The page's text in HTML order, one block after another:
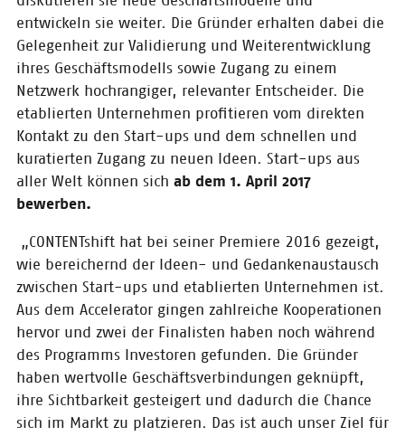
entwickeln sie weiter. Die Gründer erhalten dabei die
Gelegenheit zur Validierung und Weiterentwicklung
ihres Geschäftsmodells sowie Zugang zu einem
Netzwerk hochrangiger, relevanter Entscheider. Die
etablierten Unternehmen profitieren vom direkten
Kontakt zu den Start-ups und dem schnellen und
kuratierten Zugang zu neuen Ideen. Start-ups aus
aller Welt können sich ab dem 1. April 2017
bewerben.
„CONTENTshift hat bei seiner Premiere 2016 gezeigt,
wie bereichernd der Ideen- und Gedankenaustausch
zwischen Start-ups und etablierten Unternehmen ist.
Aus dem Accelerator gingen zahlreiche Kooperationen
hervor und zwei der Finalisten haben noch während
des Programms Investoren gefunden. Die Gründer
haben wertvolle Geschäftsverbindungen geknüpft,
ihre Sichtbarkeit gesteigert und dadurch die Chance
sich im Markt zu platzieren. Das ist auch unser Ziel für
Wir laden euch einmal mehr zu
einem spannenden Eisbrecher-
Event ein: diese mal zum Hoffman
und Campe Verlag. Am 29.
November wird es soweit sein und
wir stellen Branchenteilnehmern
Ideen vor.
Blick zurück und
Blick nach vorn
Weihnachten steht vor der Tür
und ein erfolgreiches
CONTENTshift-Jahr liegt hinter uns:
Fünf großartige Start-ups haben
2017 an unserem Accelerator der
Content-Branche teilgenommen
und unsere Juroren haben tolle
Arbeit geleistet.